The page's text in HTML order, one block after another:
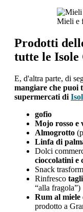
Mieli e
Prodotti
tutte le Isole
E, d'altra parte, di
mangiare che puoi
supermercati di
gofio
Mojo rosso e
Almogrotto
Linfa di
Dolci
cioccolatini e
Snack
Rinfresco
“alla fragola”)
Rum al miele
prodotto a